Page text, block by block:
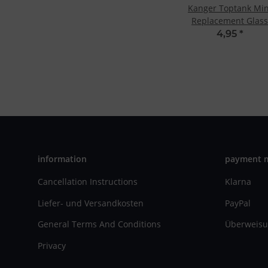
Kanger Toptank
Replacement Glass
Tube
4,95 *
information
Cancellation Instructions
Liefer- und Versandkosten
General Terms And Conditions
Privacy
payment
Klarna
PayPal